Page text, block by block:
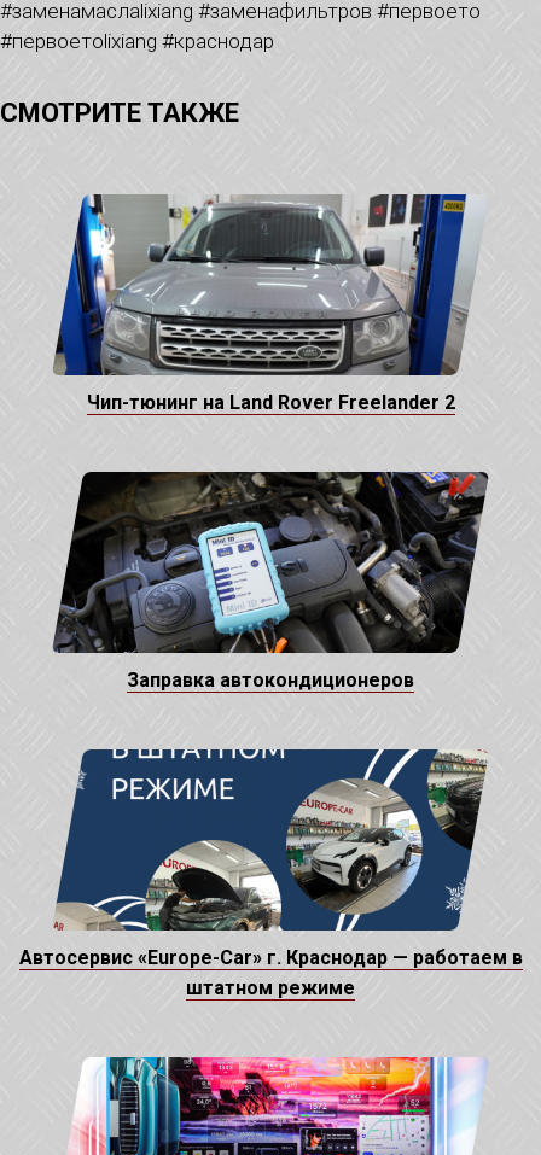
#заменамаслаlixiang #заменафильтров #первоето
#первоетоlixiang #краснодар
СМОТРИТЕ ТАКЖЕ
Чип-тюнинг на Land Rover Freelander 2
Заправка автокондиционеров
Автосервис «Europe-Car» г. Краснодар — работаем в
штатном режиме